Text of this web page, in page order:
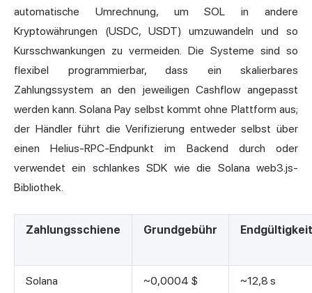
automatische Umrechnung, um SOL in andere
Kryptowährungen (USDC, USDT) umzuwandeln und so
Kursschwankungen zu vermeiden. Die Systeme sind so
flexibel programmierbar, dass ein skalierbares
Zahlungssystem an den jeweiligen Cashflow angepasst
werden kann. Solana Pay selbst kommt ohne Plattform aus;
der Händler führt die Verifizierung entweder selbst über
einen Helius-RPC-Endpunkt im Backend durch oder
verwendet ein schlankes SDK wie die Solana web3.js-
Bibliothek.
Zahlungsschiene Grundgebühr Endgültigkeit
Solana ~0,0004 $
~12,8 s